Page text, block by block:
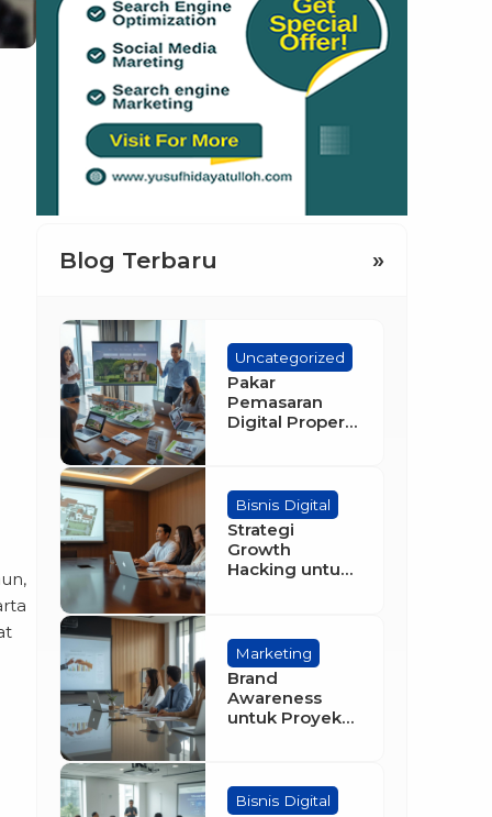
Blog Terbaru »
Uncategorized
Pakar
Pemasaran
Digital Property
Bisnis Digital
Strategi
Growth
Hacking untuk
Marketing
Brand
Awareness
untuk Proyek
Bisnis Digital